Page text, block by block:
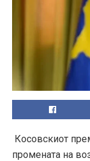
Косовскиот
промената на